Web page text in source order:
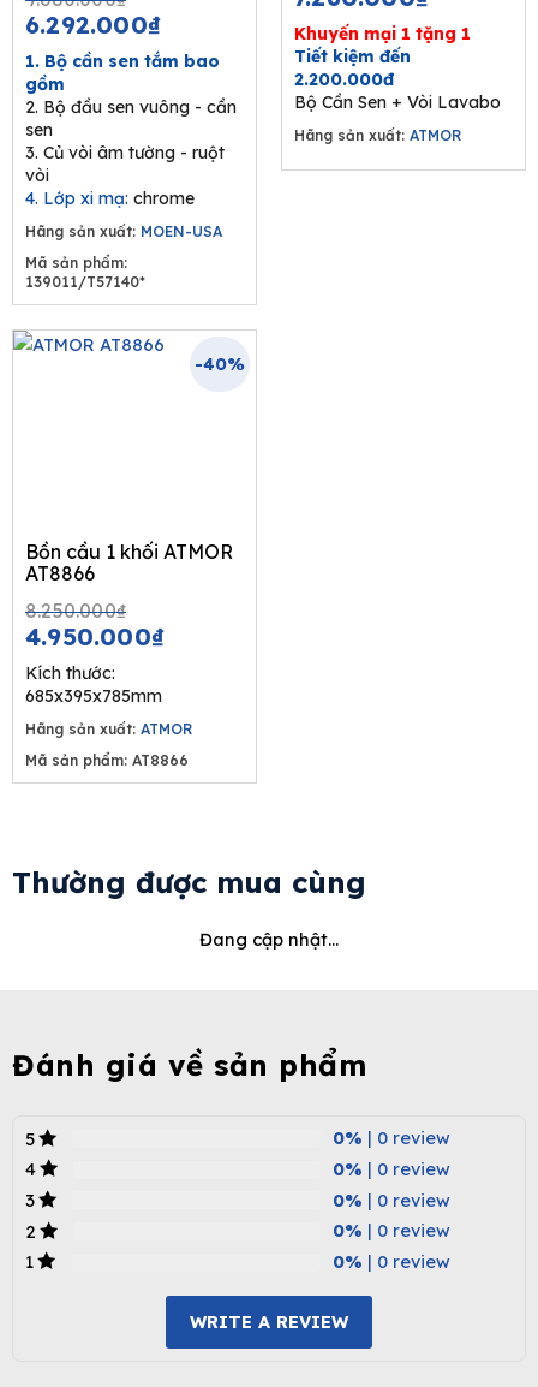
price
was:
9.680.000₫.
6.292.000₫price
is:
6.292.000₫.
1. Bộ cần sen tắm bao
gồm
2. Bộ đầu sen vuông - cần
sen
3. Củ vòi âm tường - ruột
vòi
4. Lớp xi mạ: chrome
Hãng sản xuất: MOEN-USA
Mã sản phẩm:
139011/T57140*
Khuyến mại 1 tặng 1
Tiết kiệm đến
2.200.000đ
Bộ Cần Sen + Vòi Lavabo
Hãng sản xuất: ATMOR
-40%
Bồn cầu 1 khối ATMOR
AT8866
8.250.000₫Original
price
8.250.000₫.
4.950.000₫price
Kích thước:
685x395x785mm
Hãng sản xuất: ATMOR
Mã sản phẩm: AT8866
Thường được mua cùng
Đang cập nhật...
Đánh giá về sản phẩm
5 0% | 0 review
4
0% | 0 review
3
0% | 0 review
2
0% | 0 review
1
0% | 0 review
WRITE A REVIEW